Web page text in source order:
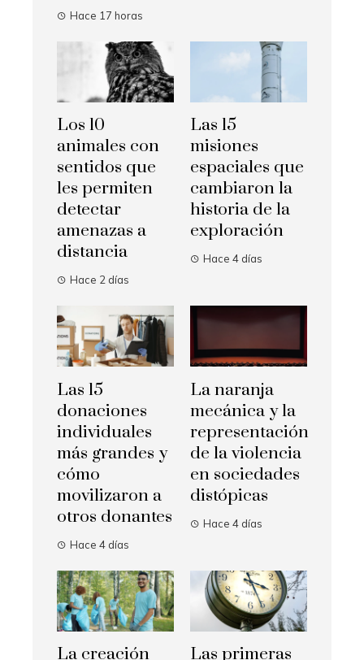
Hace 17 horas
Los 10
animales con
sentidos que
les permiten
detectar
amenazas a
distancia
Hace 2 días
Las 15
misiones
espaciales que
cambiaron la
historia de la
exploración
Hace 4 días
Las 15
donaciones
individuales
más grandes y
cómo
movilizaron a
otros donantes
Hace 4 días
La naranja
mecánica y la
representación
de la violencia
en sociedades
distópicas
Hace 4 días
La creación Las primeras